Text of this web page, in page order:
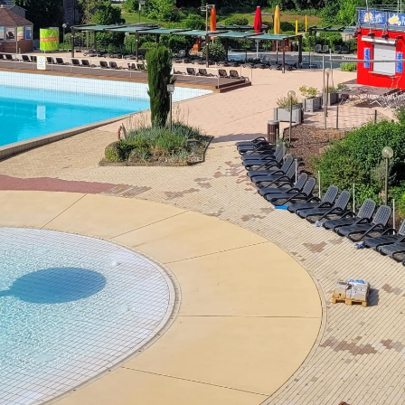
Portal Baden-Württemberg?
Poststelle?
Öffnungszeiten Bürgerbüro
Mo - Fr:
Mo, Di, Do:
Mi:
08 - 12 Uhr
14 - 15.30 Uhr
14 - 18 Uhr (Nur mit